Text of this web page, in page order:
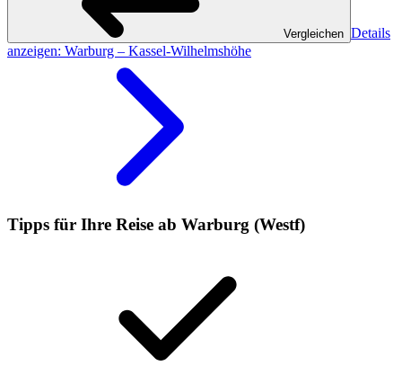
Vergleichen Details
anzeigen: Warburg – Kassel-Wilhelmshöhe
Tipps für Ihre Reise ab Warburg (Westf)